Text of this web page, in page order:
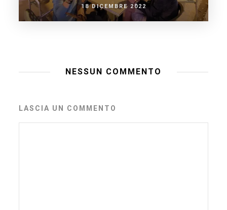
18 DICEMBRE 2022
NESSUN COMMENTO
LASCIA UN COMMENTO